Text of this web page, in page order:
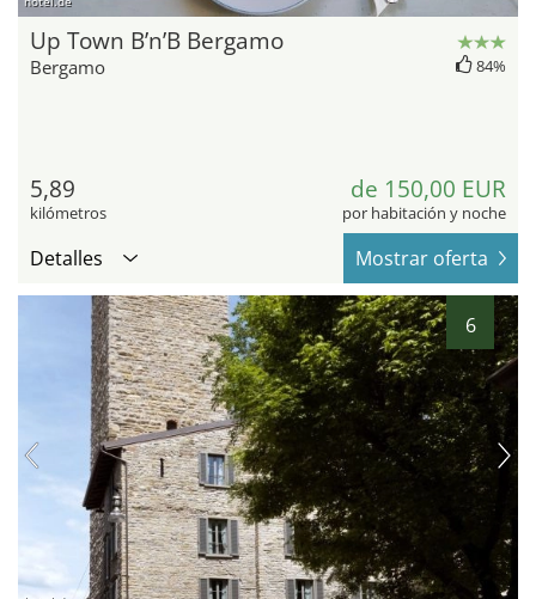
Up Town B’n’B Bergamo
Bergamo 84%
5,89
kilómetros
de 150,00 EUR
por habitación y noche
Detalles Mostrar oferta
6